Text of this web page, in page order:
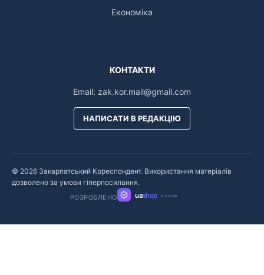
Економіка
КОНТАКТИ
Email: zak.kor.mail@gmail.com
НАПИСАТИ В РЕДАКЦІЮ
© 2026 Закарпатський Кореспондент. Використання матеріалів
дозволено за умови гіперпосилання.
РОЗРОБЛЕНО uashop STUDIO